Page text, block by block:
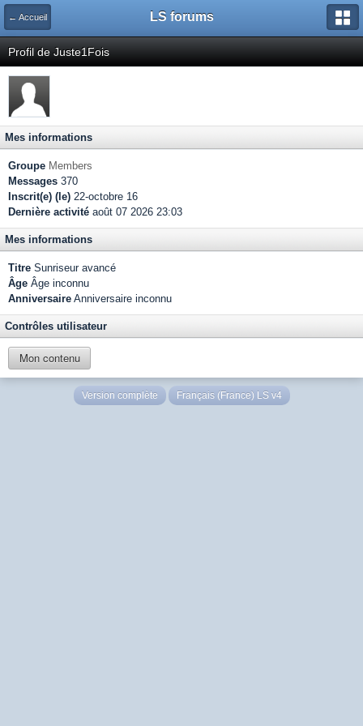
← Accueil LS forums
Profil de Juste1Fois
Mes informations
Groupe Members
Messages 370
Inscrit(e) (le) 22-octobre 16
Dernière activité août 07 2026 23:03
Mes informations
Titre Sunriseur avancé
Âge Âge inconnu
Anniversaire Anniversaire inconnu
Contrôles utilisateur
Mon contenu
Version complète Français (France) LS v4